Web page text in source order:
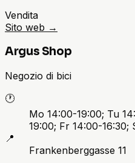
Vendita
Sito web →
Argus Shop
Negozio di bici
🕐
Mo 14:00-19:00; Tu
19:00; Fr 14:00-16:30;
📍
Frankenberggasse 11